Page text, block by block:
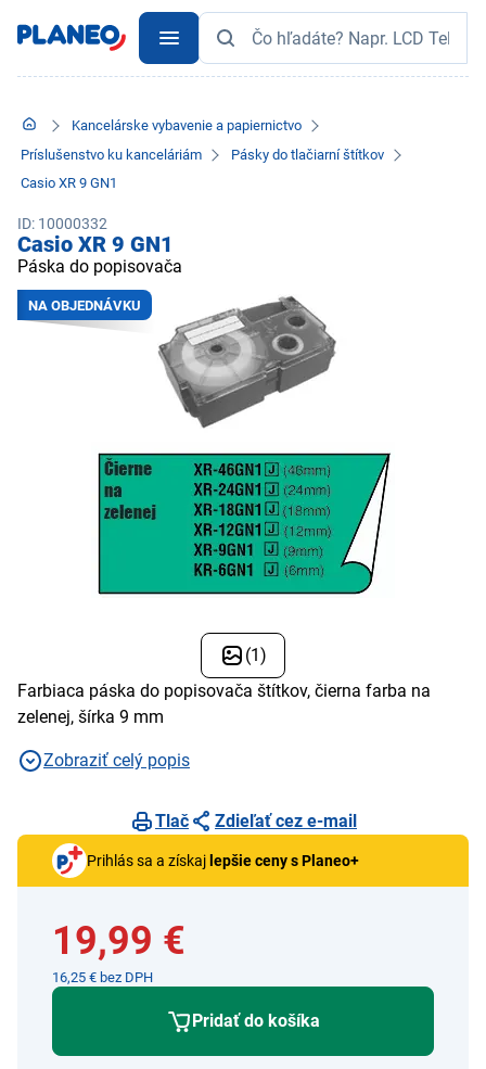
Kancelárske vybavenie a papiernictvo
Príslušenstvo ku kanceláriám
Pásky do tlačiarní štítkov
Casio XR 9 GN1
ID: 10000332
Casio XR 9 GN1
Páska do popisovača
NA OBJEDNÁVKU
(1)
Farbiaca páska do popisovača štítkov, čierna farba na
zelenej, šírka 9 mm
Zobraziť celý popis
Tlač Zdieľať cez e-mail
Prihlás sa a získaj lepšie ceny s Planeo+
19,99 €
16,25 € bez DPH
Pridať do košíka